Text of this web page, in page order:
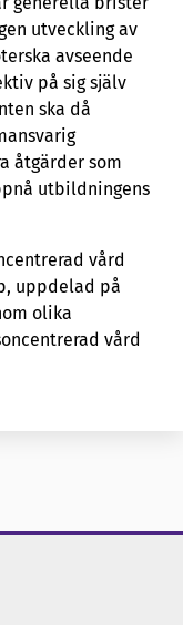
utveckling av
avseende
på sig själv
ska då
åtgärder som
utbildningens
vård
uppdelad på
olika
vård